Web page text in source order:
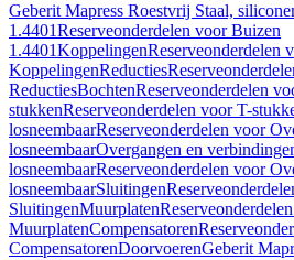
Geberit Mapress Roestvrij Staal,
1.4401Reserveonderdelen voor Buizen
1.4401KoppelingenReserveonderdelen
KoppelingenReducties
ReductiesBochtenReserveonderdelen
stukkenReserveonderdelen voor T-
losneembaarReserveonderdelen voor
losneembaarOvergangen en
losneembaarReserveonderdelen voor
losneembaarSluitingen
SluitingenMuurplaten
MuurplatenCompensatoren
CompensatorenDoorvoerenGeberit